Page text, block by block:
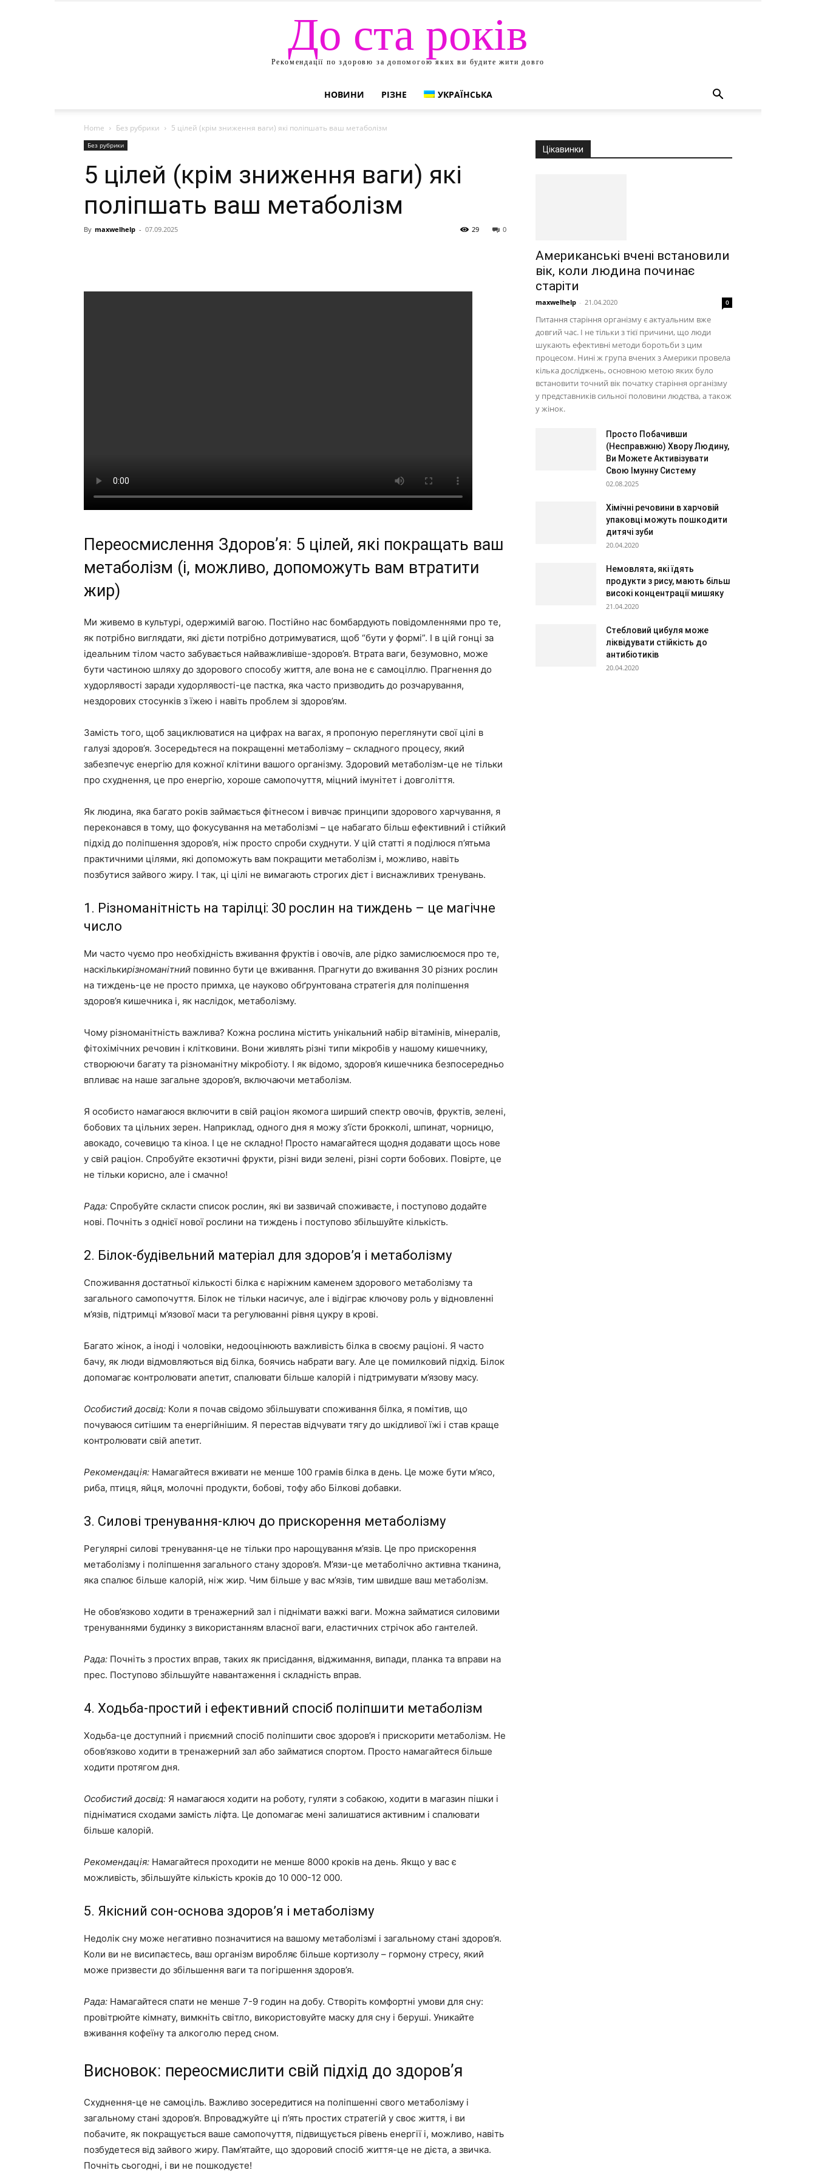
До ста років
Рекомендації по здоровю за допомогою яких ви будите жити довго
НОВИНИ РІЗНЕ УКРАЇНСЬКА
Home Без рубрики 5 цілей (крім зниження ваги) які поліпшать ваш метаболізм
Без рубрики
5 цілей (крім зниження ваги) які
поліпшать ваш метаболізм
By maxwelhelp - 07.09.2025 0
29
Переосмислення Здоров’я: 5 цілей, які покращать ваш
метаболізм (і, можливо, допоможуть вам втратити
жир)
Ми живемо в культурі, одержимій вагою. Постійно нас бомбардують повідомленнями про те,
як потрібно виглядати, які дієти потрібно дотримуватися, щоб “бути у формі”. І в цій гонці за
ідеальним тілом часто забувається найважливіше-здоров’я. Втрата ваги, безумовно, може
бути частиною шляху до здорового способу життя, але вона не є самоціллю. Прагнення до
худорлявості заради худорлявості-це пастка, яка часто призводить до розчарування,
нездорових стосунків з їжею і навіть проблем зі здоров’ям.
Замість того, щоб зациклюватися на цифрах на вагах, я пропоную переглянути свої цілі в
галузі здоров’я. Зосередьтеся на покращенні метаболізму – складного процесу, який
забезпечує енергію для кожної клітини вашого організму. Здоровий метаболізм-це не тільки
про схуднення, це про енергію, хороше самопочуття, міцний імунітет і довголіття.
Як людина, яка багато років займається фітнесом і вивчає принципи здорового харчування, я
переконався в тому, що фокусування на метаболізмі – це набагато більш ефективний і стійкий
підхід до поліпшення здоров’я, ніж просто спроби схуднути. У цій статті я поділюся п’ятьма
практичними цілями, які допоможуть вам покращити метаболізм і, можливо, навіть
позбутися зайвого жиру. І так, ці цілі не вимагають строгих дієт і виснажливих тренувань.
1. Різноманітність на тарілці: 30 рослин на тиждень – це магічне
число
Ми часто чуємо про необхідність вживання фруктів і овочів, але рідко замислюємося про те,
наскількирізноманітний повинно бути це вживання. Прагнути до вживання 30 різних рослин
на тиждень-це не просто примха, це науково обґрунтована стратегія для поліпшення
здоров’я кишечника і, як наслідок, метаболізму.
Чому різноманітність важлива? Кожна рослина містить унікальний набір вітамінів, мінералів,
фітохімічних речовин і клітковини. Вони живлять різні типи мікробів у нашому кишечнику,
створюючи багату та різноманітну мікробіоту. І як відомо, здоров’я кишечника безпосередньо
впливає на наше загальне здоров’я, включаючи метаболізм.
Я особисто намагаюся включити в свій раціон якомога ширший спектр овочів, фруктів, зелені,
бобових та цільних зерен. Наприклад, одного дня я можу з’їсти брокколі, шпинат, чорницю,
авокадо, сочевицю та кіноа. І це не складно! Просто намагайтеся щодня додавати щось нове
у свій раціон. Спробуйте екзотичні фрукти, різні види зелені, різні сорти бобових. Повірте, це
не тільки корисно, але і смачно!
Рада: Спробуйте скласти список рослин, які ви зазвичай споживаєте, і поступово додайте
нові. Почніть з однієї нової рослини на тиждень і поступово збільшуйте кількість.
2. Білок-будівельний матеріал для здоров’я і метаболізму
Споживання достатньої кількості білка є наріжним каменем здорового метаболізму та
загального самопочуття. Білок не тільки насичує, але і відіграє ключову роль у відновленні
м’язів, підтримці м’язової маси та регулюванні рівня цукру в крові.
Багато жінок, а іноді і чоловіки, недооцінюють важливість білка в своєму раціоні. Я часто
бачу, як люди відмовляються від білка, боячись набрати вагу. Але це помилковий підхід. Білок
допомагає контролювати апетит, спалювати більше калорій і підтримувати м’язову масу.
Особистий досвід: Коли я почав свідомо збільшувати споживання білка, я помітив, що
почуваюся ситішим та енергійнішим. Я перестав відчувати тягу до шкідливої їжі і став краще
контролювати свій апетит.
Рекомендація: Намагайтеся вживати не менше 100 грамів білка в день. Це може бути м’ясо,
риба, птиця, яйця, молочні продукти, бобові, тофу або Білкові добавки.
3. Силові тренування-ключ до прискорення метаболізму
Регулярні силові тренування-це не тільки про нарощування м’язів. Це про прискорення
метаболізму і поліпшення загального стану здоров’я. М’язи-це метаболічно активна тканина,
яка спалює більше калорій, ніж жир. Чим більше у вас м’язів, тим швидше ваш метаболізм.
Не обов’язково ходити в тренажерний зал і піднімати важкі ваги. Можна займатися силовими
тренуваннями будинку з використанням власної ваги, еластичних стрічок або гантелей.
Рада: Почніть з простих вправ, таких як присідання, віджимання, випади, планка та вправи на
прес. Поступово збільшуйте навантаження і складність вправ.
4. Ходьба-простий і ефективний спосіб поліпшити метаболізм
Ходьба-це доступний і приємний спосіб поліпшити своє здоров’я і прискорити метаболізм. Не
обов’язково ходити в тренажерний зал або займатися спортом. Просто намагайтеся більше
ходити протягом дня.
Особистий досвід: Я намагаюся ходити на роботу, гуляти з собакою, ходити в магазин пішки і
підніматися сходами замість ліфта. Це допомагає мені залишатися активним і спалювати
більше калорій.
Рекомендація: Намагайтеся проходити не менше 8000 кроків на день. Якщо у вас є
можливість, збільшуйте кількість кроків до 10 000-12 000.
5. Якісний сон-основа здоров’я і метаболізму
Недолік сну може негативно позначитися на вашому метаболізмі і загальному стані здоров’я.
Коли ви не висипаєтесь, ваш організм виробляє більше кортизолу – гормону стресу, який
може призвести до збільшення ваги та погіршення здоров’я.
Рада: Намагайтеся спати не менше 7-9 годин на добу. Створіть комфортні умови для сну:
провітрюйте кімнату, вимкніть світло, використовуйте маску для сну і беруші. Уникайте
вживання кофеїну та алкоголю перед сном.
Висновок: переосмислити свій підхід до здоров’я
Схуднення-це не самоціль. Важливо зосередитися на поліпшенні свого метаболізму і
загальному стані здоров’я. Впроваджуйте ці п’ять простих стратегій у своє життя, і ви
побачите, як покращується ваше самопочуття, підвищується рівень енергії і, можливо, навіть
позбудетеся від зайвого жиру. Пам’ятайте, що здоровий спосіб життя-це не дієта, а звичка.
Почніть сьогодні, і ви не пошкодуєте!
Цікавинки
Американські вчені встановили
вік, коли людина починає
старіти
maxwelhelp - 21.04.2020 0
Питання старіння організму є актуальним вже
довгий час. І не тільки з тієї причини, що люди
шукають ефективні методи боротьби з цим
процесом. Нині ж група вчених з Америки провела
кілька досліджень, основною метою яких було
встановити точний вік початку старіння організму
у представників сильної половини людства, а також
у жінок.
Просто Побачивши
(Несправжню) Хвору Людину,
Ви Можете Активізувати
Свою Імунну Систему
02.08.2025
Хімічні речовини в харчовій
упаковці можуть пошкодити
дитячі зуби
20.04.2020
Немовлята, які їдять
продукти з рису, мають більш
високі концентрації мишяку
21.04.2020
Стебловий цибуля може
ліквідувати стійкість до
антибіотиків
20.04.2020